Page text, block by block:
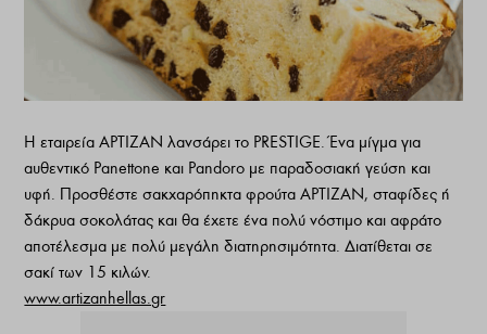
Η εταιρεία ΑΡΤΙΖΑΝ λανσάρει το PRESTIGE. Ένα μίγμα για
αυθεντικό Panettone και Pandoro με παραδοσιακή γεύση και
υφή. Προσθέστε σακχαρόπηκτα φρούτα ΑΡΤΙΖΑΝ, σταφίδες ή
δάκρυα σοκολάτας και θα έχετε ένα πολύ νόστιμο και αφράτο
αποτέλεσμα με πολύ μεγάλη διατηρησιμότητα. Διατίθεται σε
σακί των 15 κιλών.
www.artizanhellas.gr